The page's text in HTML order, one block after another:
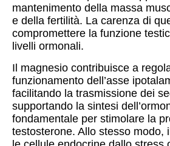
mantenimento della massa
e della fertilità. La carenza di
compromettere la funzione
livelli ormonali.
Il magnesio contribuisce a
funzionamento dell’asse
facilitando la trasmissione dei
supportando la sintesi
fondamentale per stimolare la
testosterone. Allo stesso modo,